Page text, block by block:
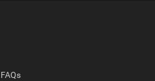
FAQs